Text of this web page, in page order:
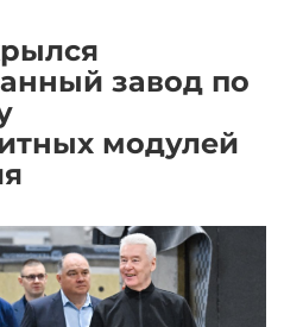
завод по
модулей